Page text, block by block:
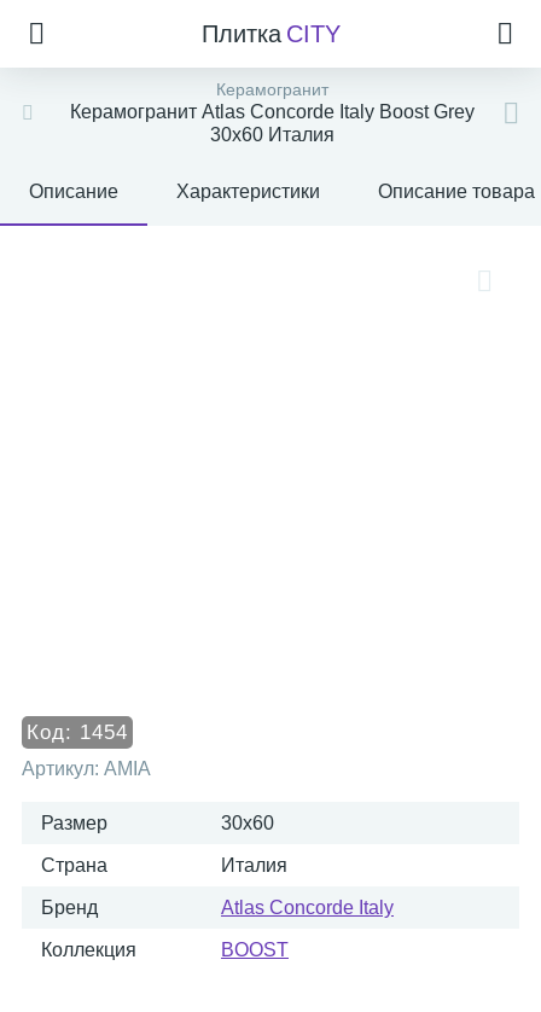
Плитка CITY
Керамогранит
Керамогранит Atlas Concorde Italy Boost Grey
30x60 Италия
Описание Характеристики Описание товара
Код: 1454
Артикул: AMIA
Размер 30x60
Страна Италия
Бренд Atlas Concorde Italy
Коллекция BOOST